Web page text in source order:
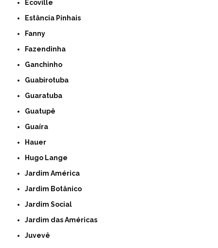
Ecoville
Estância Pinhais
Fanny
Fazendinha
Ganchinho
Guabirotuba
Guaratuba
Guatupê
Guaíra
Hauer
Hugo Lange
Jardim América
Jardim Botânico
Jardim Social
Jardim das Américas
Juvevê